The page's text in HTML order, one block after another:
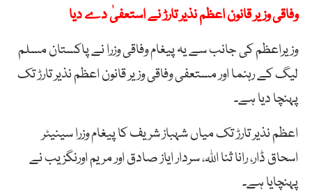
وفاقی وزیر قانون اعظم نذیر تارڑ نے استعفیٰ دے دیا
وزیراعظم کی جانب سے یہ پیغام وفاقی وزرا نے پاکستان مسلم
لیگ کے رہنما اور مستعفی وفاقی وزیر قانون اعظم نذیر تارڑ تک
پہنچا دیا ہے۔
اعظم نذیر تارڑ تک میاں شہباز شریف کا پیغام وزرا سینیٹر
اسحاق ڈار، رانا ثنا اللہ، سردار ایاز صادق اور مریم اورنگزیب نے
پہنچایا ہے۔